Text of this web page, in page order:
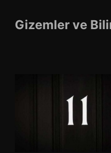
Gizemler ve